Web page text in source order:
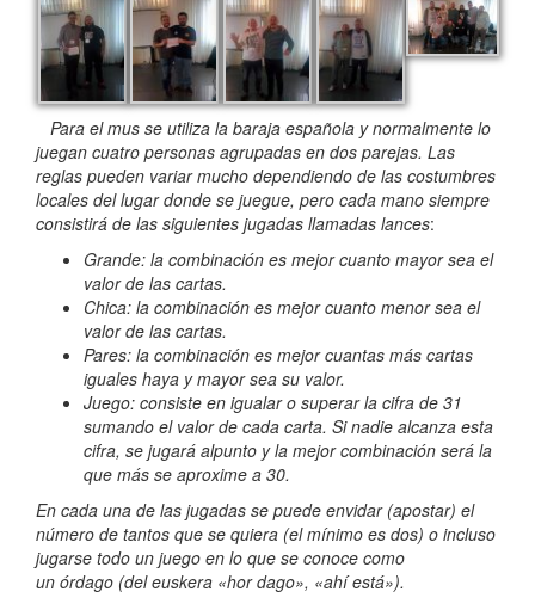
Para el mus se utiliza la baraja española y normalmente lo
juegan cuatro personas agrupadas en dos parejas. Las
reglas pueden variar mucho dependiendo de las costumbres
locales del lugar donde se juegue, pero cada mano siempre
consistirá de las siguientes jugadas llamadas lances:
Grande: la combinación es mejor cuanto mayor sea el
valor de las cartas.
Chica: la combinación es mejor cuanto menor sea el
valor de las cartas.
Pares: la combinación es mejor cuantas más cartas
iguales haya y mayor sea su valor.
Juego: consiste en igualar o superar la cifra de 31
sumando el valor de cada carta. Si nadie alcanza esta
cifra, se jugará alpunto y la mejor combinación será la
que más se aproxime a 30.
En cada una de las jugadas se puede envidar (apostar) el
número de tantos que se quiera (el mínimo es dos) o incluso
jugarse todo un juego en lo que se conoce como
un órdago (del euskera «hor dago», «ahí está»).